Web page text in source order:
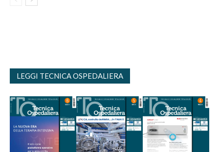
LEGGI TECNICA OSPEDALIERA